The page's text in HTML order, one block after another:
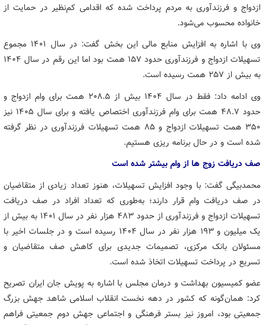
ازدواج و فرزندآوری به مردم پرداخت شده که اقدامی کم‌نظیر در حمایت از
خانواده محسوب می‌شود.
وی با اشاره به افزایش منابع مالی این بخش گفت: در سال ۱۴۰۱ مجموع
تسهیلات ازدواج و فرزندآوری حدود ۱۵۷ همت بود اما این رقم در سال ۱۴۰۴
به بیش از ۲۵۷ همت رسیده است.
وی ادامه داد: فقط در سال ۱۴۰۴ بیش از ۲۰۸.۵ همت برای وام ازدواج و
حدود ۴۸.۷ همت برای وام فرزندآوری اختصاص یافته و برای سال ۱۴۰۵ نیز
۳۵۰ همت تسهیلات ازدواج و ۸۵ همت تسهیلات فرزندآوری در نظر گرفته
شده است و در حال برنامه ریزی هستیم.
صف دریافت زوج ها از وام بیشتر شده است
محمدبیگی گفت: با وجود افزایش تسهیلات، هنوز تعداد زیادی از متقاضیان
در صف دریافت وام قرار دارند؛ به‌طوری که تعداد افراد در صف دریافت
تسهیلات ازدواج و فرزندآوری از حدود ۴۸۳ هزار نفر در سال ۱۴۰۱ به بیش از
یک میلیون و ۱۹۳ هزار نفر در سال ۱۴۰۴ رسیده است و در جلسات اخیر با
مسئولان بانک مرکزی، تصمیمات جدیدی برای کاهش صف متقاضیان و
تسریع در پرداخت تسهیلات اتخاذ شده است.
عضو کمیسیون بهداشت و درمان مجلس با اشاره به پویش جان ایران تصریح
کرد: همان‌گونه که کشور در دهه نخست انقلاب اسلامی شاهد جهش بزرگ
جمعیتی بود، امروز نیز بستر فرهنگی و اجتماعی جهش دوم جمعیتی فراهم